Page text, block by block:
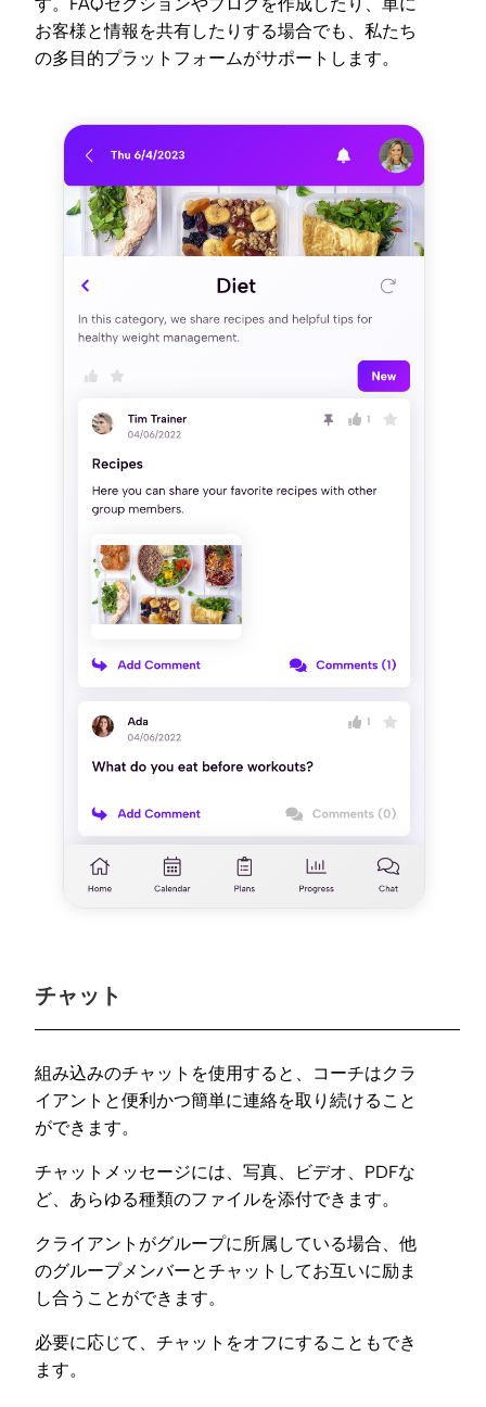
お客様と情報を共有したりする場合でも、私たち
の多目的プラットフォームがサポートします。
チャット
組み込みのチャットを使用すると、コーチはクラ
イアントと便利かつ簡単に連絡を取り続けること
ができます。
チャットメッセージには、写真、ビデオ、PDFな
ど、あらゆる種類のファイルを添付できます。
クライアントがグループに所属している場合、他
のグループメンバーとチャットしてお互いに励ま
し合うことができます。
必要に応じて、チャットをオフにすることもでき
ます。